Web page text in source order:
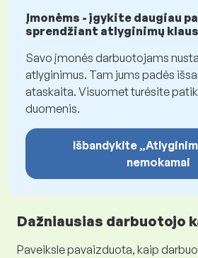
Įmonėms - įgykite daugiau
sprendžiant atlyginimų
Savo įmonės darbuotojams
atlyginimus. Tam jums padės
ataskaita. Visuomet turėsite
duomenis.
Išbandykite
nemokamai
Dažniausias darbuotojo
Paveiksle pavaizduota, kaip